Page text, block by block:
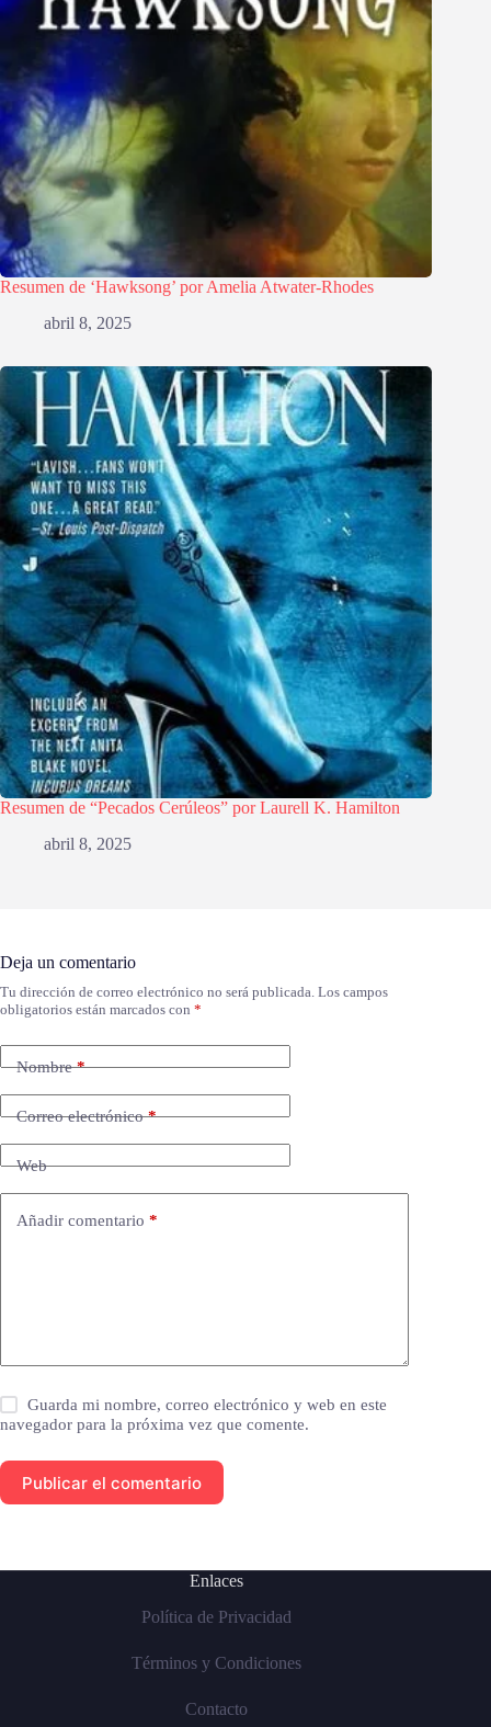
Resumen de ‘Hawksong’ por Amelia Atwater-Rhodes
abril 8, 2025
Resumen de “Pecados Cerúleos” por Laurell K. Hamilton
abril 8, 2025
Deja un comentario
Tu dirección de correo electrónico no será publicada. Los campos
obligatorios están marcados con *
Nombre*
Correo electrónico*
Web
Añadir comentario *
Guarda mi nombre, correo electrónico y web en este
navegador para la próxima vez que comente.
Publicar el comentario
Enlaces
Política de Privacidad
Términos y Condiciones
Contacto